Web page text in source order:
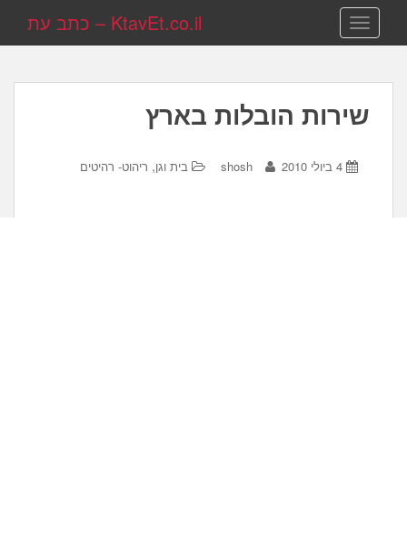
TOGGLE NAVIGATION KtavEt.co.il – כתב עת
שירות הובלות בארץ
4 ביולי 2010 shosh בית וגן, ריהוט- רהיטים